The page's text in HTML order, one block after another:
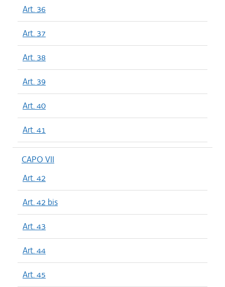
Art. 36
Art. 37
Art. 38
Art. 39
Art. 40
Art. 41
CAPO VII
Art. 42
Art. 42 bis
Art. 43
Art. 44
Art. 45